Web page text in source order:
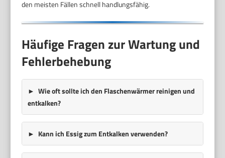
den meisten Fällen schnell handlungsfähig.
Häufige Fragen zur Wartung und
Fehlerbehebung
Wie oft sollte ich den Flaschenwärmer reinigen und
entkalken?
Kann ich Essig zum Entkalken verwenden?